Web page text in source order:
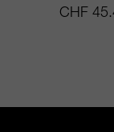
CHF